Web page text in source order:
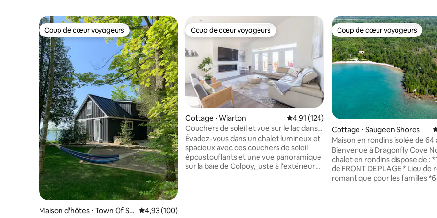
Coup de cœur voyageurs
Coup de cœur voyageurs
Maison d'hôtes ⋅ Town Of So Évaluation moyenne sur la base de 100 commentaires : 4,93 sur 5
4,93 (100)
Coup de cœur voyageurs
Coup de cœur voyageurs
Cottage ⋅ Wiarton Évaluation moyenne sur la base de 124
4,91 (124)
Couchers de soleil et vue sur le lac dans
un spacieux cottage moderne
Évadez-vous dans un chalet lumineux et
spacieux avec des couchers de soleil
époustouflants et une vue panoramique
sur la baie de Colpoy, juste à l'extérieur
Coup de cœur voyageurs
Coup de cœur voyageurs
Cottage ⋅ Saugeen Shores
Maison en rondins isolée de 64
bord de mer à 1 200 pieds
Bienvenue à Dragonfly Cove Notre
chalet en rondins dispose de :
de FRONT DE PLAGE * Lieu de
romantique pour les familles